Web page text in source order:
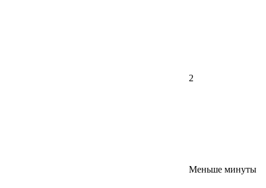
2
Меньше минуты